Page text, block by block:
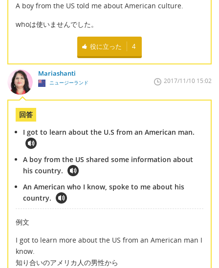
A boy from the US told me about American culture.
whoは使いませんでした。
役に立った 4
Mariashanti
ニュージーランド 2017/11/10 15:02
回答
I got to learn about the U.S from an American man.
A boy from the US shared some information about
his country.
An American who I know, spoke to me about his
country.
例文
I got to learn more about the US from an American man I
know.
知り合いのアメリカ人の男性から